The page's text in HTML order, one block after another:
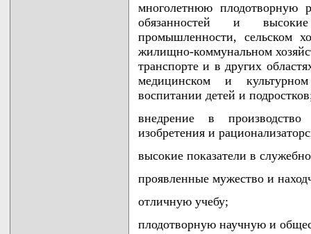
многолетнюю плодотворную
обязанностей и
промышленности, сельском
жилищно-коммунальном
транспорте и в других
медицинском и
воспитании детей и
внедрение в
изобретения и
высокие показатели в
проявленные мужество и
отличную учебу;
плодотворную научную и